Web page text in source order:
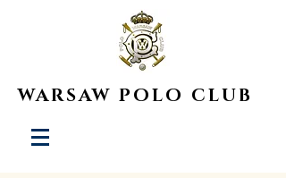
WARSAW POLO CLUB